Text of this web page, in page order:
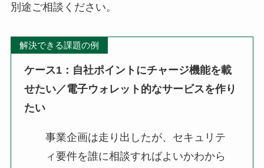
別途ご相談ください。
解決できる課題の例
ケース1：自社ポイントにチャージ機能を載
せたい／電子ウォレット的なサービスを作り
たい
事業企画は走り出したが、セキュリテ
ィ要件を誰に相談すればよいかわから